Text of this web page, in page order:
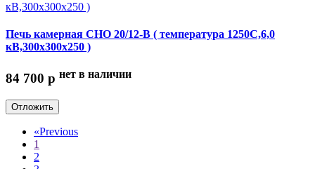
Печь камерная СНО 20/12-В ( температура 1250С,6,0
кВ,300х300х250 )
84 700 p нет в наличии
Отложить
«Previous
1
2